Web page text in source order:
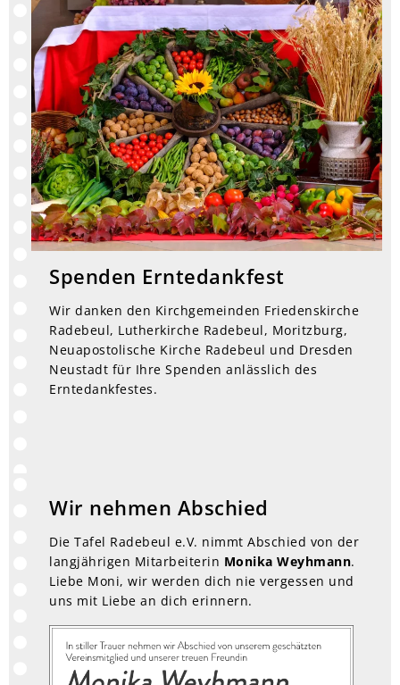
Spenden Erntedankfest
Wir danken den Kirchgemeinden Friedenskirche
Radebeul, Lutherkirche Radebeul, Moritzburg,
Neuapostolische Kirche Radebeul und Dresden
Neustadt für Ihre Spenden anlässlich des
Erntedankfestes.
Wir nehmen Abschied
Die Tafel Radebeul e.V. nimmt Abschied von der
langjährigen Mitarbeiterin Monika Weyhmann.
Liebe Moni, wir werden dich nie vergessen und
uns mit Liebe an dich erinnern.